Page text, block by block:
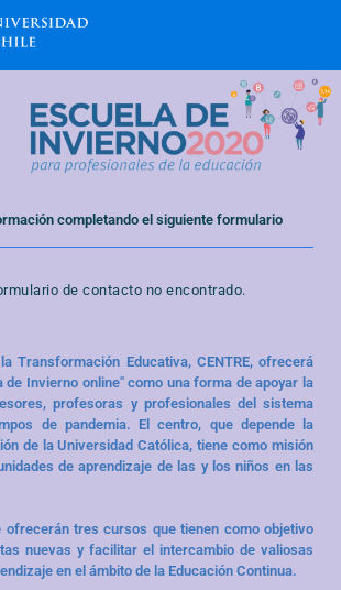
completando el siguiente formulario
de contacto no encontrado.
Transformación Educativa, CENTRE, ofrecerá
de Invierno online" como una forma de apoyar la
profesoras y profesionales del sistema
de pandemia. El centro, que depende la
de la Universidad Católica, tiene como misión
de aprendizaje de las y los niños en las
ofrecerán tres cursos que tienen como objetivo
nuevas y facilitar el intercambio de valiosas
en el ámbito de la Educación Continua.